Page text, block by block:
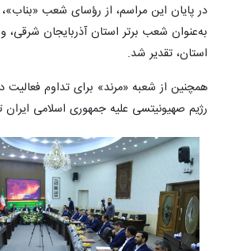
در پایان این مراسم، از رؤسای شعب
به‌عنوان شعب برتر استان آذربایجان شرقی،
استان، تقدیر شد.
رژیم صهیونیتسی علیه جمهوری اسلامی